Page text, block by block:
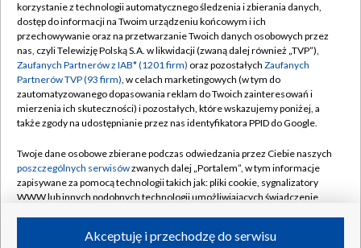
TVP
Abonament TVP
Sklep TVP
Biuro Reklamy
Oferta Handlowa
Emisja w TVP
Rada Programowa
Ogłoszenia przetargowe
Akademia Telewizyjna
Regulamin TVP
Polityka prywatności
Moje zgody
Biuro reklamy
Kanały
©2026 Telewizja Polska Spółka Akcyjna w likwidacji
korzystanie z technologii automatycznego śledzenia i zbierania danych,
dostęp do informacji na Twoim urządzeniu końcowym i ich
przechowywanie oraz na przetwarzanie Twoich danych osobowych przez
nas, czyli Telewizję Polską S.A. w likwidacji (zwaną dalej również „TVP”),
Zaufanych Partnerów z IAB* (1201 firm) oraz pozostałych Zaufanych
Partnerów TVP (93 firm), w celach marketingowych (w tym do
zautomatyzowanego dopasowania reklam do Twoich zainteresowań i
mierzenia ich skuteczności) i pozostałych, które wskazujemy poniżej, a
także zgody na udostępnianie przez nas identyfikatora PPID do Google.
Twoje dane osobowe zbierane podczas odwiedzania przez Ciebie naszych
poszczególnych serwisówzwanych dalej „Portalem”, w tym informacje
zapisywane za pomocą technologii takich jak: pliki cookie, sygnalizatory
WWW lub innych podobnych technologii umożliwiających świadczenie
ruchu w Internecie.Akceptuję i przechodzę do serwisu